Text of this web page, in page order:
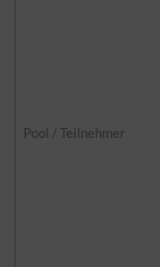
Pool / Teilnehmer